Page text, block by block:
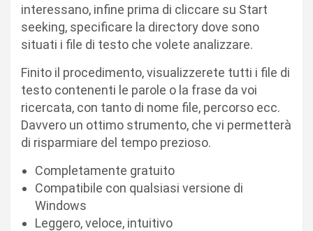
interessano, infine prima di cliccare su Start
seeking, specificare la directory dove sono
situati i file di testo che volete analizzare.
Finito il procedimento, visualizzerete tutti i file di
testo contenenti le parole o la frase da voi
ricercata, con tanto di nome file, percorso ecc.
Davvero un ottimo strumento, che vi permetterà
di risparmiare del tempo prezioso.
Completamente gratuito
Compatibile con qualsiasi versione di
Windows
Leggero, veloce, intuitivo